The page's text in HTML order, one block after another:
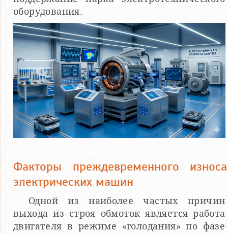
оборудования.
Факторы преждевременного износа
электрических машин
Одной из наиболее частых причин
выхода из строя обмоток является работа
двигателя в режиме «голодания» по фазе